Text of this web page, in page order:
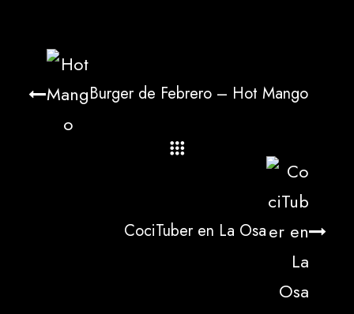
Burger de Febrero – Hot Mango
CociTuber en La Osa